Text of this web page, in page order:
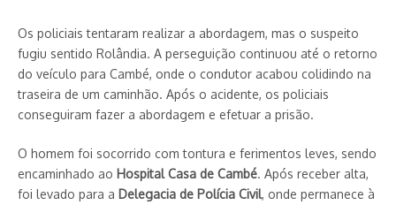
Os policiais tentaram realizar a abordagem, mas o suspeito
fugiu sentido Rolândia. A perseguição continuou até o retorno
do veículo para Cambé, onde o condutor acabou colidindo na
traseira de um caminhão. Após o acidente, os policiais
conseguiram fazer a abordagem e efetuar a prisão.
O homem foi socorrido com tontura e ferimentos leves, sendo
encaminhado ao Hospital Casa de Cambé. Após receber alta,
foi levado para a Delegacia de Polícia Civil, onde permanece à